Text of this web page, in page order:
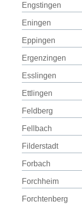
Engstingen
Eningen
Eppingen
Ergenzingen
Esslingen
Ettlingen
Feldberg
Fellbach
Filderstadt
Forbach
Forchheim
Forchtenberg